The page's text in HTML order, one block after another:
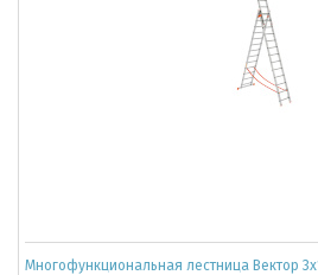
Многофункциональная лестница Вектор